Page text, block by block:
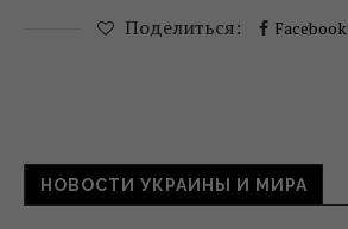
Поделиться: Facebook
НОВОСТИ УКРАИНЫ И МИРА